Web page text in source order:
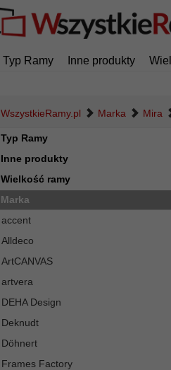
Typ Ramy Inne produkty
WszystkieRamy.pl Marka Mira
Typ Ramy
Inne produkty
Wielkość ramy
Marka
accent
Alldeco
ArtCANVAS
artvera
DEHA Design
Deknudt
Döhnert
Frames Factory